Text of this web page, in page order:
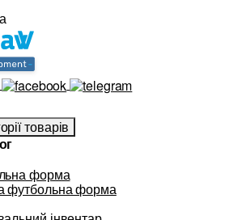
товарів
форма
футбольна форма